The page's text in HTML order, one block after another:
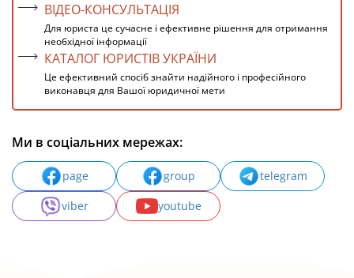
ВІДЕО-КОНСУЛЬТАЦІЯ
Для юриста це сучасне і ефективне рішення для отримання
необхідної інформації
КАТАЛОГ ЮРИСТІВ УКРАЇНИ
Це ефективний спосіб знайти надійного і професійного
виконавця для Вашої юридичної мети
Ми в соціальних мережах:
page group
telegram
viber
youtube